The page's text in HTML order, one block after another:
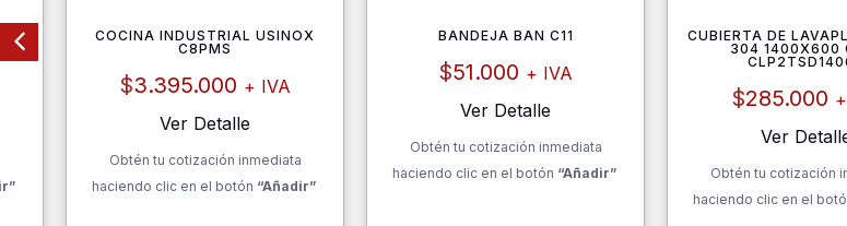
COCINA INDUSTRIAL USINOX
C8PMS
$3.395.000 + IVA
Ver Detalle
Obtén tu cotización inmediata
haciendo clic en el botón “Añadir”
BANDEJA BAN C11
$51.000 + IVA
Ver Detalle
Obtén tu cotización inmediata
haciendo clic en el botón “Añadir”
CUBIERTA DE
304 1400X600
$285.000
Ver
Obtén tu cotización
haciendo clic en el